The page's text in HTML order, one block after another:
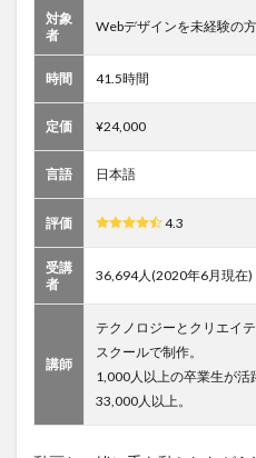
ザインの
コース
者からデ
ータ入稿
まで
Adobe
Illustrator
でキャラ
描いてオ
作ろう
CC 2019
対象
者
Webデザインを未経験の方
時間 41.5時間
定価 ¥24,000
言語 日本語
評価 4.3
受講
者
36,694人(2020年6月現在)
講師
テクノロジーとクリエイ
スクールで制作。
1,000人以上の卒業生が
33,000人以上。